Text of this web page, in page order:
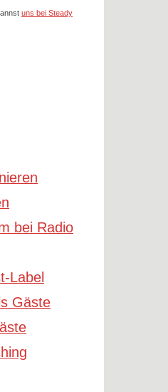
uns bei Steady
bei Radio
Label
Gäste